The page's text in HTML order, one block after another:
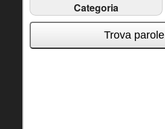
Categoria
Trova parole